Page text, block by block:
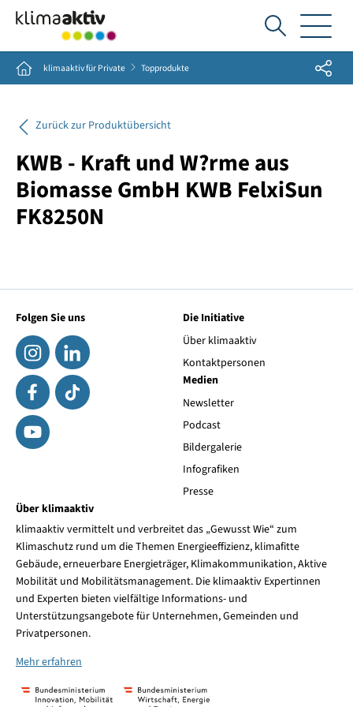
Ich
suche...
Home klimaaktiv für Private Topprodukte Share
Zurück zur Produktübersicht
KWB - Kraft und W?rme aus
Biomasse GmbH KWB FelxiSun
FK8250N
Folgen Sie uns
Die Initiative
Über klimaaktiv
Kontaktpersonen
Medien
Newsletter
Podcast
Bildergalerie
Infografiken
Presse
Über klimaaktiv
klimaaktiv vermittelt und verbreitet das „Gewusst Wie“ zum
Klimaschutz rund um die Themen Energieeffizienz, klimafitte
Gebäude, erneuerbare Energieträger, Klimakommunikation, Aktive
Mobilität und Mobilitätsmanagement. Die klimaaktiv Expertinnen
und Experten bieten vielfältige Informations- und
Unterstützungsangebote für Unternehmen, Gemeinden und
Privatpersonen.
Mehr erfahren